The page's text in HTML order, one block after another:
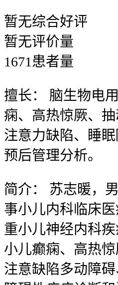
暂无综合好评
暂无评价量
1671患者量
擅长：
脑生物电
痫、高热惊厥、
注意力缺陷、睡
预后管理分析。
简介：
苏志暖，
事小儿内科临床
重小儿神经内科
小儿癫痫、高热惊
注意缺陷多动障